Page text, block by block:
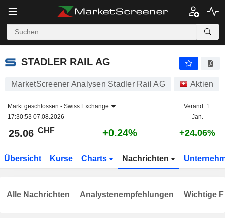
STADLER RAIL AG
STADLER RAIL AG
MarketScreener Analysen Stadler Rail AG Aktien
Markt geschlossen - Swiss Exchange
17:30:53 07.08.2026
Veränd. 1.
Jan.
25.06 CHF +0.24% +24.06%
Übersicht Kurse Charts Nachrichten
Alle Nachrichten Analystenempfehlungen Wichtige